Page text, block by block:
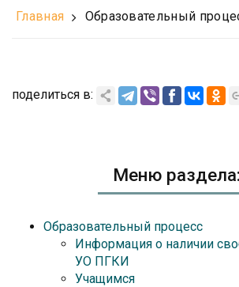
Главная Образовательный
поделиться в:
Меню раздела:
Образовательный процесс
Информация о наличии
УО ПГКИ
Учащимся